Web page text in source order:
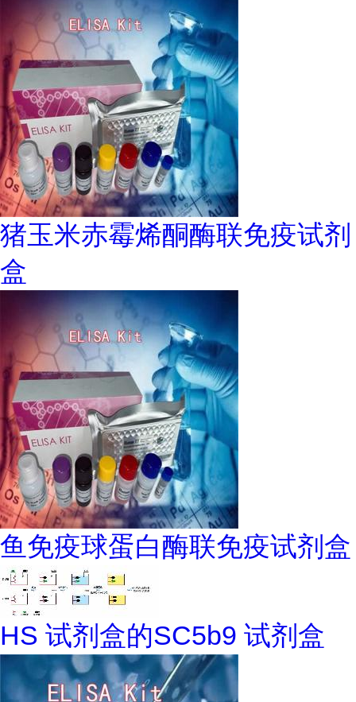
猪玉米赤霉烯酮酶联免疫试剂
盒
鱼免疫球蛋白酶联免疫试剂盒
HS 试剂盒的SC5b9 试剂盒